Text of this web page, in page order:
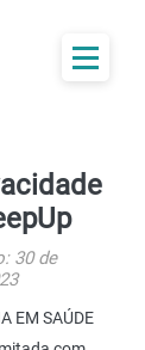
30 de
EM SAÚDE